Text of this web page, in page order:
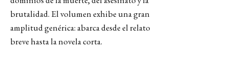
brutalidad. El volumen exhibe una gran
amplitud genérica: abarca desde el relato
breve hasta la novela corta.